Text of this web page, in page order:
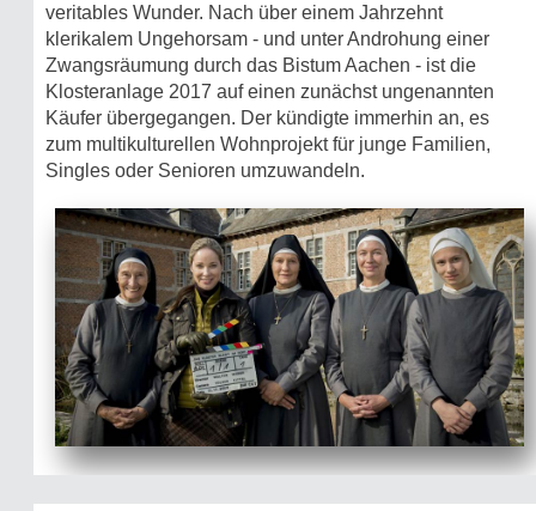
veritables Wunder. Nach über einem Jahrzehnt
klerikalem Ungehorsam - und unter Androhung einer
Zwangsräumung durch das Bistum Aachen - ist die
Klosteranlage 2017 auf einen zunächst ungenannten
Käufer übergegangen. Der kündigte immerhin an, es
zum multikulturellen Wohnprojekt für junge Familien,
Singles oder Senioren umzuwandeln.